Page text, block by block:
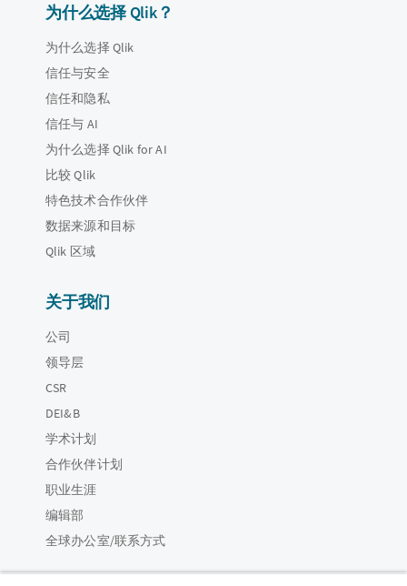
为什么选择 Qlik？
为什么选择 Qlik
信任与安全
信任和隐私
信任与 AI
为什么选择 Qlik for AI
比较 Qlik
特色技术合作伙伴
数据来源和目标
Qlik 区域
关于我们
公司
领导层
CSR
DEI&B
学术计划
合作伙伴计划
职业生涯
编辑部
全球办公室/联系方式